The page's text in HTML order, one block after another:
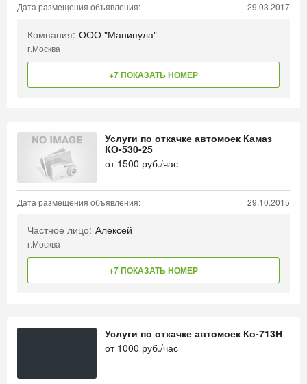
Дата размещения объявления: 29.03.2017
Компания: ООО "Манипула"
г.Москва
+7 ПОКАЗАТЬ НОМЕР
Услуги по откачке автомоек Камаз
КО-530-25
от 1500 руб./час
Дата размещения объявления: 29.10.2015
Частное лицо: Алексей
г.Москва
+7 ПОКАЗАТЬ НОМЕР
Услуги по откачке автомоек Ко-713Н
от 1000 руб./час